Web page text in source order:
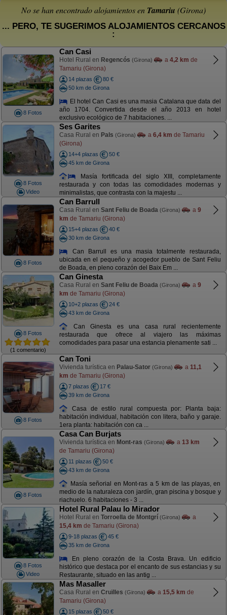
No se han encontrado alojamientos en Tamariu (Girona)
... PERO, TE SUGERIMOS ALOJAMIENTOS CERCANOS
:
8 Fotos
Can Casi
Hotel Rural en Regencós (Girona) a 4,2 km de
Tamariu (Girona)
14 plazas
80 €
50 km de Girona
El hotel Can Casi es una masia Catalana que data del
año 1704. Convertida desde el año 2013 en hotel
exclusivo ecológico de 7 habitaciones. ...
8 Fotos
Video
Ses Garites
Casa Rural en Pals (Girona) a 6,4 km de Tamariu
(Girona)
14+4 plazas
50 €
45 km de Girona
Masía fortificada del siglo XIII, completamente
restaurada y con todas las comodidades modernas y
minimalistas, que contrasta con la majestu ...
8 Fotos
Can Barrull
Casa Rural en Sant Feliu de Boada (Girona) a 9
km de Tamariu (Girona)
15+4 plazas
40 €
30 km de Girona
Can Barrull es una masia totalmente restaurada,
ubicada en el pequeño y acogedor pueblo de Sant Feliu
de Boada, en pleno corazón del Baix Em ...
8 Fotos
(1 comentario)
Can Ginesta
Casa Rural en Sant Feliu de Boada (Girona) a 9
km de Tamariu (Girona)
10+2 plazas
24 €
43 km de Girona
Can Ginesta es una casa rural recientemente
restaurada que ofrece al viajero las máximas
comodidades para pasar una estancia plenamente sati ...
8 Fotos
Can Toni
Vivienda turística en Palau-Sator (Girona) a 11,1
km de Tamariu (Girona)
7 plazas
17 €
39 km de Girona
Casa de estilo rural compuesta por: Planta baja:
habitación individual, habitación con litera, baño y garaje.
1era planta: habitación con ca ...
8 Fotos
Casa Can Burjats
Vivienda turística en Mont-ras (Girona) a 13 km
de Tamariu (Girona)
11 plazas
50 €
43 km de Girona
Masía señorial en Mont-ras a 5 km de las playas, en
medio de la naturaleza con jardín, gran piscina y bosque y
riachuelo. 6 habitaciones - 3 ...
8 Fotos
Video
Hotel Rural Palau lo Mirador
Hotel Rural en Torroella de Montgrí (Girona)
a
15,4 km de Tamariu (Girona)
9-18 plazas
45 €
35 km de Girona
En pleno corazón de la Costa Brava. Un edificio
histórico que destaca por el encanto de sus estancias y su
Restaurante, situado en las antig ...
Mas Masaller
Casa Rural en Cruïlles (Girona) a 15,5 km de
Tamariu (Girona)
15 plazas
50 €